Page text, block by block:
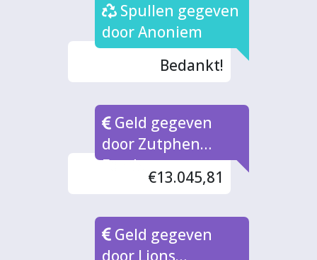
Spullen gegeven
door Anoniem
Bedankt!
Geld gegeven
door Zutphen
Fonds
€13.045,81
Geld gegeven
door Lions